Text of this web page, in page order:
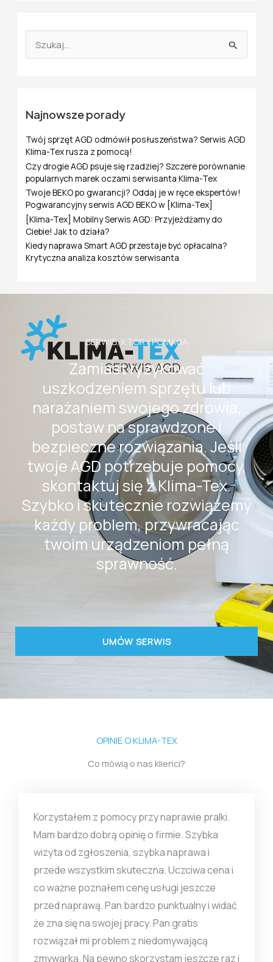
z
d
a
:
Najnowsze porady
Twój sprzęt AGD odmówił posłuszeństwa? Serwis AGD
Klima-Tex rusza z pomocą!
Czy drogie AGD psuje się rzadziej? Szczere porównanie
popularnych marek oczami serwisanta Klima-Tex
Twoje BEKO po gwarancji? Oddaj je w ręce ekspertów!
Pogwarancyjny serwis AGD BEKO w [Klima-Tex]
[Klima-Tex] Mobilny Serwis AGD: Przyjeżdżamy do
Ciebie! Jak to działa?
Kiedy naprawa Smart AGD przestaje być opłacalna?
Krytyczna analiza kosztów serwisanta
SERWIS, KTÓRY POMAGA
Zamiast ryzykować
uszkodzeniem sprzętu lub
narażaniem swojego zdrowia,
postaw na sprawdzone i
bezpieczne rozwiązania. Jeśli
twoje AGD potrzebuje pomocy,
skontaktuj się z Klima-Tex.
Szybko i skutecznie rozwiążemy
każdy problem, przywracając
twoim urządzeniom pełną
sprawność.
UMÓW SERWIS
OPINIE O KLIMA-TEX
Co mówią o nas klienci?
Korzystałem z pomocy przy naprawie pralki.
Mam bardzo dobrą opinię o firmie. Szybka
wizyta od zgłoszenia, szybka naprawa i
przede wszystkim skuteczna. Uczciwa cena i
co ważne poznałem cenę usługi jeszcze
przed naprawą. Pan bardzo punktualny i widać
że zna się na swojej pracy. Pan gratis
rozwiązał mi problem z niedomywającą
zmywarką. Na pewno skorzystam jeszcze raz i